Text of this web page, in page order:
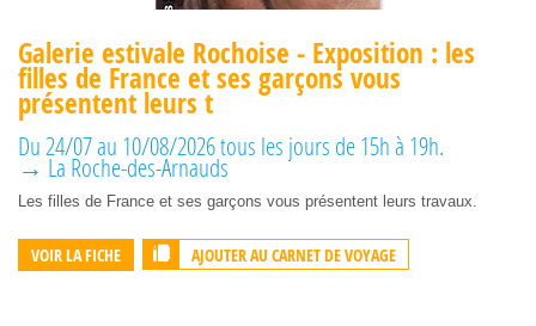
Galerie estivale Rochoise - Exposition : les
filles de France et ses garçons vous
présentent leurs t
Du 24/07 au 10/08/2026 tous les jours de 15h à 19h.
→ La Roche-des-Arnauds
Les filles de France et ses garçons vous présentent leurs travaux.
VOIR LA FICHE AJOUTER AU CARNET DE VOYAGE